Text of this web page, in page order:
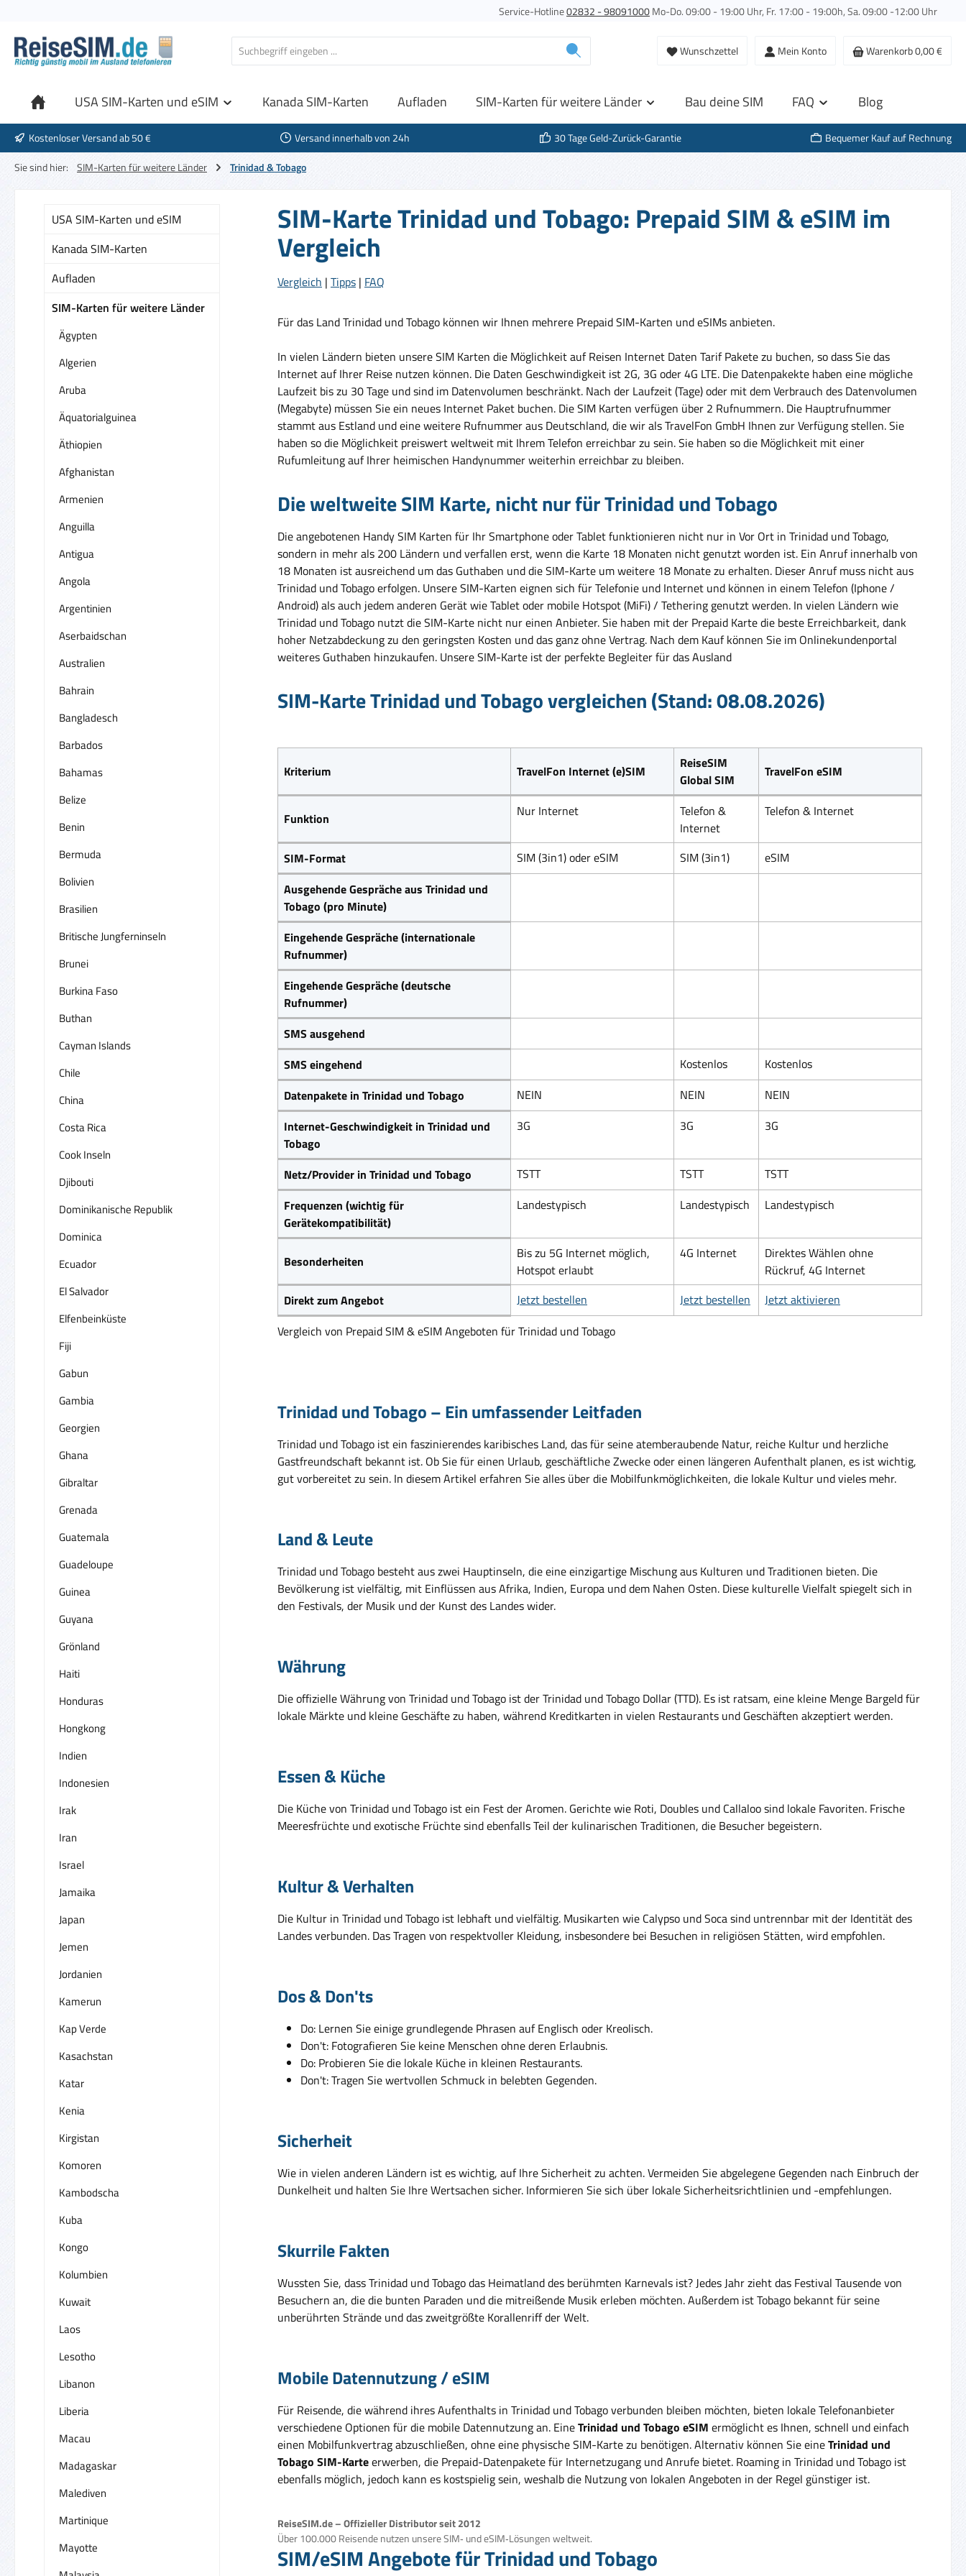
Service-Hotline02832 - 98091000Mo-Do. 09:00 - 19:00 Uhr, Fr. 17:00 - 19:00h, Sa. 09:00 -12:00 Uhr
Wunschzettel Mein Konto Warenkorb0,00 €
USA SIM-Karten und eSIM Kanada SIM-Karten Aufladen SIM-Karten für weitere Länder Bau deine SIM FAQ Blog
Kostenloser Versand ab 50 € Versand innerhalb von 24h 30 Tage Geld-Zurück-Garantie
Bequemer Kauf auf Rechnung
Sie sind hier:
SIM-Karten für weitere Länder Trinidad & Tobago
USA SIM-Karten und eSIM
Kanada SIM-Karten
Aufladen
SIM-Karten für weitere Länder
Ägypten
Algerien
Aruba
Äquatorialguinea
Äthiopien
Afghanistan
Armenien
Anguilla
Antigua
Angola
Argentinien
Aserbaidschan
Australien
Bahrain
Bangladesch
Barbados
Bahamas
Belize
Benin
Bermuda
Bolivien
Brasilien
Britische Jungferninseln
Brunei
Burkina Faso
Buthan
Cayman Islands
Chile
China
Costa Rica
Cook Inseln
Djibouti
Dominikanische Republik
Dominica
Ecuador
El Salvador
Elfenbeinküste
Fiji
Gabun
Gambia
Georgien
Ghana
Gibraltar
Grenada
Guatemala
Guadeloupe
Guinea
Guyana
Grönland
Haiti
Honduras
Hongkong
Indien
Indonesien
Irak
Iran
Israel
Jamaika
Japan
Jemen
Jordanien
Kamerun
Kap Verde
Kasachstan
Katar
Kenia
Kirgistan
Komoren
Kambodscha
Kuba
Kongo
Kolumbien
Kuwait
Laos
Lesotho
Libanon
Liberia
Macau
Madagaskar
Malediven
Martinique
Mayotte
SIM-Karte Trinidad und Tobago: Prepaid SIM & eSIM im
Vergleich
Vergleich | Tipps | FAQ
Für das Land Trinidad und Tobago können wir Ihnen mehrere Prepaid SIM-Karten und eSIMs anbieten.
In vielen Ländern bieten unsere SIM Karten die Möglichkeit auf Reisen Internet Daten Tarif Pakete zu buchen, so dass Sie das
Internet auf Ihrer Reise nutzen können. Die Daten Geschwindigkeit ist 2G, 3G oder 4G LTE. Die Datenpakekte haben eine mögliche
Laufzeit bis zu 30 Tage und sind im Datenvolumen beschränkt. Nach der Laufzeit (Tage) oder mit dem Verbrauch des Datenvolumen
(Megabyte) müssen Sie ein neues Internet Paket buchen. Die SIM Karten verfügen über 2 Rufnummern. Die Hauptrufnummer
stammt aus Estland und eine weitere Rufnummer aus Deutschland, die wir als TravelFon GmbH Ihnen zur Verfügung stellen. Sie
haben so die Möglichkeit preiswert weltweit mit Ihrem Telefon erreichbar zu sein. Sie haben so die Möglichkeit mit einer
Rufumleitung auf Ihrer heimischen Handynummer weiterhin erreichbar zu bleiben.
Die weltweite SIM Karte, nicht nur für Trinidad und Tobago
Die angebotenen Handy SIM Karten für Ihr Smartphone oder Tablet funktionieren nicht nur in Vor Ort in Trinidad und Tobago,
sondern in mehr als 200 Ländern und verfallen erst, wenn die Karte 18 Monaten nicht genutzt worden ist. Ein Anruf innerhalb von
18 Monaten ist ausreichend um das Guthaben und die SIM-Karte um weitere 18 Monate zu erhalten. Dieser Anruf muss nicht aus
Trinidad und Tobago erfolgen. Unsere SIM-Karten eignen sich für Telefonie und Internet und können in einem Telefon (Iphone /
Android) als auch jedem anderen Gerät wie Tablet oder mobile Hotspot (MiFi) / Tethering genutzt werden. In vielen Ländern wie
Trinidad und Tobago nutzt die SIM-Karte nicht nur einen Anbieter. Sie haben mit der Prepaid Karte die beste Erreichbarkeit, dank
hoher Netzabdeckung zu den geringsten Kosten und das ganz ohne Vertrag. Nach dem Kauf können Sie im Onlinekundenportal
weiteres Guthaben hinzukaufen. Unsere SIM-Karte ist der perfekte Begleiter für das Ausland
SIM-Karte Trinidad und Tobago vergleichen (Stand: 08.08.2026)
Vergleich von Prepaid SIM & eSIM Angeboten für Trinidad und Tobago
Kriterium TravelFon Internet (e)SIM
ReiseSIM
Global SIM
TravelFon eSIM
Funktion Nur Internet
Telefon &
Internet
Telefon & Internet
SIM-Format SIM (3in1) oder eSIM SIM (3in1)
eSIM
Ausgehende Gespräche aus Trinidad und
Tobago (pro Minute)
Eingehende Gespräche (internationale
Rufnummer)
Eingehende Gespräche (deutsche
Rufnummer)
SMS ausgehend
SMS eingehend
Kostenlos
Kostenlos
Datenpakete in Trinidad und Tobago
NEIN NEIN
NEIN
Internet-Geschwindigkeit in Trinidad und
Tobago
3G 3G 3G
Netz/Provider in Trinidad und Tobago TSTT TSTT
TSTT
Frequenzen (wichtig für
Gerätekompatibilität)
Landestypisch Landestypisch Landestypisch
Besonderheiten
Bis zu 5G Internet möglich,
Hotspot erlaubt
4G Internet
Direktes Wählen ohne
Rückruf, 4G Internet
Direkt zum Angebot
Jetzt bestellen Jetzt bestellen Jetzt aktivieren
Trinidad und Tobago – Ein umfassender Leitfaden
Trinidad und Tobago ist ein faszinierendes karibisches Land, das für seine atemberaubende Natur, reiche Kultur und herzliche
Gastfreundschaft bekannt ist. Ob Sie für einen Urlaub, geschäftliche Zwecke oder einen längeren Aufenthalt planen, es ist wichtig,
gut vorbereitet zu sein. In diesem Artikel erfahren Sie alles über die Mobilfunkmöglichkeiten, die lokale Kultur und vieles mehr.
Land & Leute
Trinidad und Tobago besteht aus zwei Hauptinseln, die eine einzigartige Mischung aus Kulturen und Traditionen bieten. Die
Bevölkerung ist vielfältig, mit Einflüssen aus Afrika, Indien, Europa und dem Nahen Osten. Diese kulturelle Vielfalt spiegelt sich in
den Festivals, der Musik und der Kunst des Landes wider.
Währung
Die offizielle Währung von Trinidad und Tobago ist der Trinidad und Tobago Dollar (TTD). Es ist ratsam, eine kleine Menge Bargeld für
lokale Märkte und kleine Geschäfte zu haben, während Kreditkarten in vielen Restaurants und Geschäften akzeptiert werden.
Essen & Küche
Die Küche von Trinidad und Tobago ist ein Fest der Aromen. Gerichte wie Roti, Doubles und Callaloo sind lokale Favoriten. Frische
Meeresfrüchte und exotische Früchte sind ebenfalls Teil der kulinarischen Traditionen, die Besucher begeistern.
Kultur & Verhalten
Die Kultur in Trinidad und Tobago ist lebhaft und vielfältig. Musikarten wie Calypso und Soca sind untrennbar mit der Identität des
Landes verbunden. Das Tragen von respektvoller Kleidung, insbesondere bei Besuchen in religiösen Stätten, wird empfohlen.
Dos & Don'ts
Do: Lernen Sie einige grundlegende Phrasen auf Englisch oder Kreolisch.
Don't: Fotografieren Sie keine Menschen ohne deren Erlaubnis.
Do: Probieren Sie die lokale Küche in kleinen Restaurants.
Don't: Tragen Sie wertvollen Schmuck in belebten Gegenden.
Sicherheit
Wie in vielen anderen Ländern ist es wichtig, auf Ihre Sicherheit zu achten. Vermeiden Sie abgelegene Gegenden nach Einbruch der
Dunkelheit und halten Sie Ihre Wertsachen sicher. Informieren Sie sich über lokale Sicherheitsrichtlinien und -empfehlungen.
Skurrile Fakten
Wussten Sie, dass Trinidad und Tobago das Heimatland des berühmten Karnevals ist? Jedes Jahr zieht das Festival Tausende von
Besuchern an, die die bunten Paraden und die mitreißende Musik erleben möchten. Außerdem ist Tobago bekannt für seine
unberührten Strände und das zweitgrößte Korallenriff der Welt.
Mobile Datennutzung / eSIM
Für Reisende, die während ihres Aufenthalts in Trinidad und Tobago verbunden bleiben möchten, bieten lokale Telefonanbieter
verschiedene Optionen für die mobile Datennutzung an. EineTrinidad und Tobago eSIM ermöglicht es Ihnen, schnell und einfach
einen Mobilfunkvertrag abzuschließen, ohne eine physische SIM-Karte zu benötigen. Alternativ können Sie eineTrinidad und
Tobago SIM-Karteerwerben, die Prepaid-Datenpakete für Internetzugang und Anrufe bietet. Roaming in Trinidad und Tobago ist
ebenfalls möglich, jedoch kann es kostspielig sein, weshalb die Nutzung von lokalen Angeboten in der Regel günstiger ist.
ReiseSIM.de – Offizieller Distributor seit 2012
Über 100.000 Reisende nutzen unsere SIM‑ und eSIM‑Lösungen weltweit.
SIM/eSIM Angebote für Trinidad und Tobago